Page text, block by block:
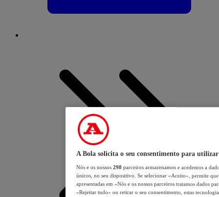
A Bola solicita o seu consentimento para utilizar
Nós e os nossos 298 parceiros armazenamos e acedemos a
únicos, no seu dispositivo. Se selecionar «Aceito», permite
apresentadas em «Nós e os nossos parceiros tratamos dados
«Rejeitar tudo» ou retirar o seu consentimento, estas